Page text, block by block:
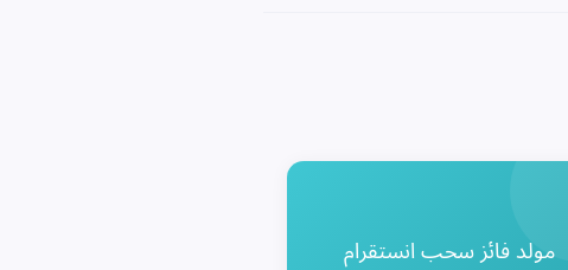
مولد فائز سحب انستقرام